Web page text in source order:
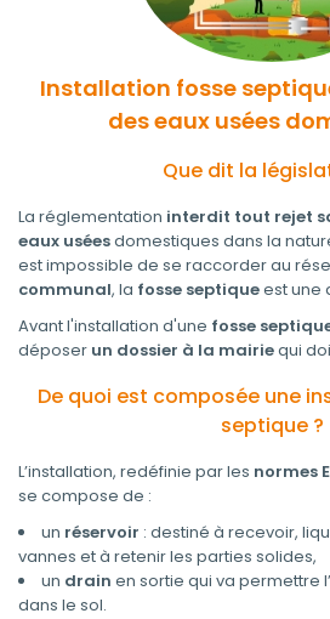
Installation fosse
des eaux usées
Que dit la
La réglementation interdit tout rejet
eaux uséesdomestiques dans la
est impossible de se raccorder au
communal, la fosse septiqueest une
Avant l'installation d'une fosse
déposer un dossier à la mairiequi
De quoi est composée une
septique ?
L’installation, redéfinie par les normes
se compose de :
un réservoir : destiné à recevoir,
vannes et à retenir les parties solides,
un drain en sortie qui va permettre
dans le sol.